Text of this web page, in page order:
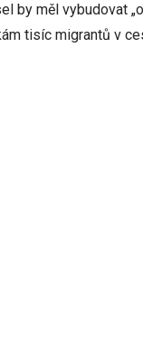
by měl vybudovat
tisíc migrantů v